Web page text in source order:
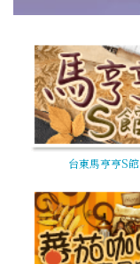
台東馬亨亨S館